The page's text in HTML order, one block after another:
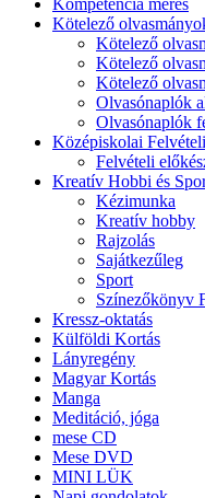
Kompetencia mérés
Kötelező
Kötelező
Kötelező
Kötelező
Olvasónaplók
Olvasónaplók
Középiskolai Felvételi
Felvételi
Kreatív Hobbi és
Kézimunka
Kreatív hobby
Rajzolás
Sajátkezűleg
Sport
Színezőkönyv
Kressz-oktatás
Külföldi Kortás
Lányregény
Magyar Kortás
Manga
Meditáció, jóga
mese CD
Mese DVD
MINI LÜK